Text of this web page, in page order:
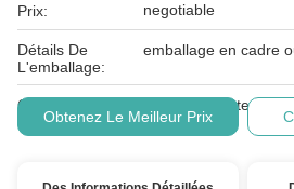
Prix: negotiable
Détails De
L'emballage:
emballage en cadre
Conditions De
Paiement:
L/C, T/T, Western
Obtenez Le Meilleur Prix